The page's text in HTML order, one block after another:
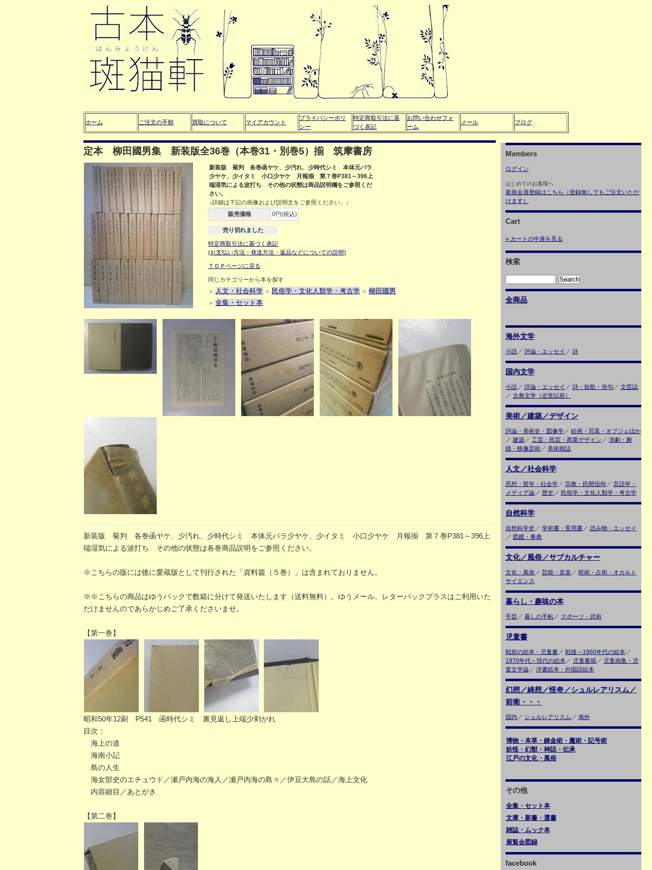
ホーム ご注文の手順 買取について マイアカウント
プライバシーポリ
シー
特定商取引法に基
づく表記
お問い合わせフォ
ーム
メール ブログ
定本 柳田國男集 新装版全36巻（本巻31・別巻5）揃 筑摩書房
新装版 菊判 各巻函ヤケ、少汚れ、少時代シミ 本体元パラ
少ヤケ、少イタミ 小口少ヤケ 月報揃 第７巻P381～396上
端湿気による波打ち その他の状態は商品説明欄をご参照くだ
さい。
↓詳細は下記の画像および説明文をご参照ください。↓
販売価格
0円(税込)
売り切れました
特定商取引法に基づく表記
(お支払い方法・発送方法・返品などについての説明)
ＴＯＰページに戻る
同じカテゴリーから本を探す
＞
人文・社会科学 ＞ 民俗学・文化人類学・考古学 ＞ 柳田國男
＞ 全集・セット本
新装版 菊判 各巻函ヤケ、少汚れ、少時代シミ 本体元パラ少ヤケ、少イタミ 小口少ヤケ 月報揃 第７巻P381～396上
端湿気による波打ち その他の状態は各巻商品説明をご参照ください。
※こちらの版には後に愛蔵版として刊行された「資料篇（５巻）」は含まれておりません。
※※こちらの商品はゆうパックで数箱に分けて発送いたします（送料無料）。ゆうメール、レターパックプラスはご利用いた
だけませんのであらかじめご了承くださいませ。
【第一巻】
昭和50年12刷 P541 函時代シミ 裏見返し上端少剥がれ
目次：
海上の道
海南小記
島の人生
海女部史のエチュウド／瀬戸内海の海人／瀬戸内海の島々／伊豆大島の話／海上文化
内容細目／あとがき
【第二巻】
Members
ログイン
はじめてのお客様へ
新規会員登録はこちら（登録無しでもご注文いただ
けます）
Cart
» カートの中身を見る
検索
全商品
海外文学
小説／ 評論・エッセイ ／ 詩
国内文学
小説／ 評論・エッセイ ／ 詩・短歌・俳句 ／ 文芸誌
／ 古典文学（近世以前）
美術／建築／デザイン
評論・美術史・図像学／ 絵画・写真・オブジェほか
／ 建築／ 工芸・民芸・商業デザイン ／ 演劇・舞
踏・映像芸術／ 美術雑誌
人文／社会科学
思想・哲学・社会学／ 宗教・民間信仰 ／ 言語学・
メディア論／ 歴史 ／ 民俗学・文化人類学・考古学
自然科学
自然科学史 ／ 学術書・実用書／ 読み物・エッセイ
／ 図鑑・事典
文化／風俗／サブカルチャー
文化・風俗／ 芸能・音楽 ／ 呪術・占術・オカルト
サイエンス
暮らし・趣味の本
手芸／ 暮しの手帖／ スポーツ・武術
児童書
戦前の絵本・児童書／ 戦後～1960年代の絵本／
1970年代～現代の絵本／ 児童書籍／ 児童画集・児
童文学論／ 洋書絵本・外国語絵本
幻想／綺想／怪奇／シュルレアリスム／
前衛・・・
国内 ／ シュルレアリスム ／ 海外
博物・本草・錬金術・魔術・記号術
妖怪・幻獣・神話・伝承
江戸の文化・風俗
その他
全集・セット本
文庫・新書・選書
雑誌・ムック本
展覧会図録
facebook